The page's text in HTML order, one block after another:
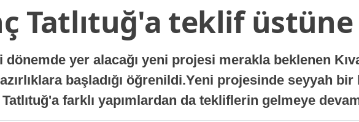
Tatlıtuğ'a teklif
dönemde yer alacağı yeni projesi merakla beklenen
başladığı öğrenildi.Yeni projesinde seyyah
farklı yapımlardan da tekliflerin gelmeye